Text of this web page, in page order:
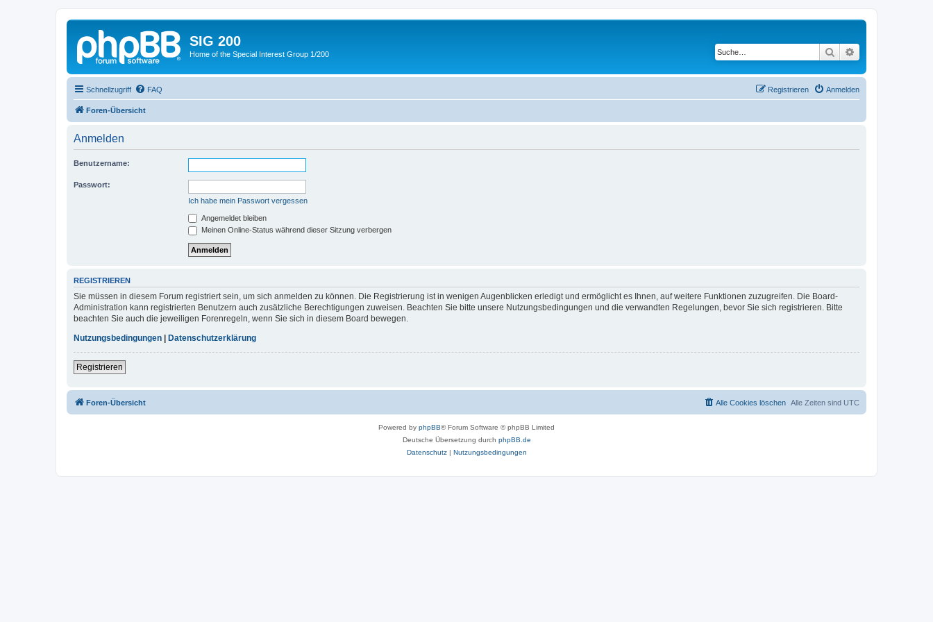
SIG 200
Home of the Special Interest Group 1/200 Suche
Schnellzugriff FAQ Anmelden
Registrieren
Foren-Übersicht
Anmelden
Benutzername:
Passwort:
Ich habe mein Passwort vergessen
Angemeldet bleiben
Meinen Online-Status während dieser Sitzung verbergen
REGISTRIEREN
Sie müssen in diesem Forum registriert sein, um sich anmelden zu können. Die Registrierung ist in wenigen Augenblicken erledigt und ermöglicht es Ihnen, auf weitere Funktionen zuzugreifen. Die Board-
Administration kann registrierten Benutzern auch zusätzliche Berechtigungen zuweisen. Beachten Sie bitte unsere Nutzungsbedingungen und die verwandten Regelungen, bevor Sie sich registrieren. Bitte
beachten Sie auch die jeweiligen Forenregeln, wenn Sie sich in diesem Board bewegen.
Nutzungsbedingungen
Datenschutzerklärung
Registrieren
Foren-Übersicht Alle Zeiten sind UTC
Alle Cookies löschen
Powered by phpBB® Forum Software © phpBB Limited
Deutsche Übersetzung durch phpBB.de
Datenschutz| Nutzungsbedingungen